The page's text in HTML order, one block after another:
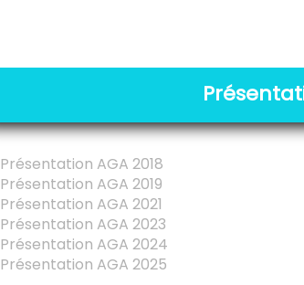
Présentation AGA 2018
Présentation AGA 2019
Présentation AGA 2021
Présentation AGA 2023
Présentation AGA 2024
Présentation AGA 2025